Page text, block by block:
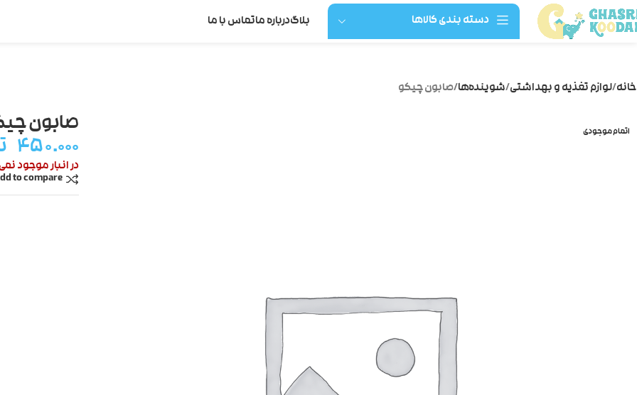
دسته بندی کالاها بلاگدرباره ماتماس با ما
خانه لوازم تغذیه و بهداشتی شوینده‌ها صابون چیکو
اتمام موجودی
صابون
۴۵۰.۰۰۰
در انبار موجود
to compare